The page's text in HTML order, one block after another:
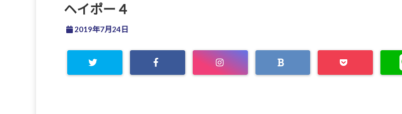
ヘイポー４
2019年7月24日